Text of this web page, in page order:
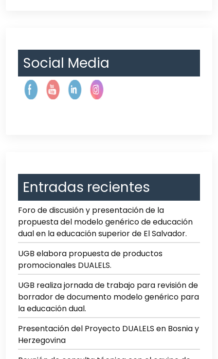
Social Media
Entradas recientes
Foro de discusión y presentación de la
propuesta del modelo genérico de educación
dual en la educación superior de El Salvador.
UGB elabora propuesta de productos
promocionales DUALELS.
UGB realiza jornada de trabajo para revisión de
borrador de documento modelo genérico para
la educación dual.
Presentación del Proyecto DUALELS en Bosnia y
Herzegovina